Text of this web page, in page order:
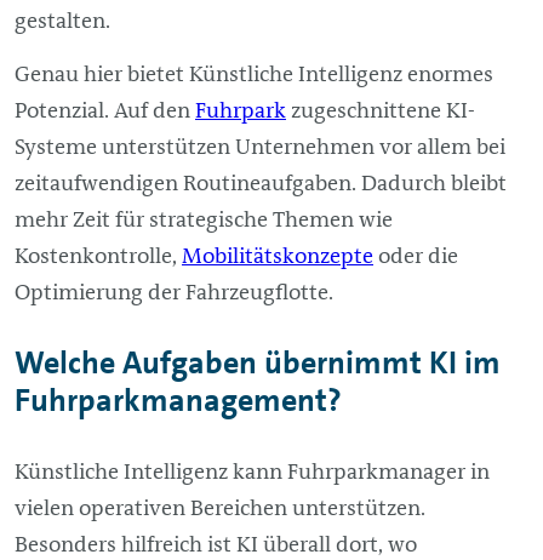
gestalten.
Genau hier bietet Künstliche Intelligenz enormes
Potenzial. Auf denFuhrparkzugeschnittene KI-
Systeme unterstützen Unternehmen vor allem bei
zeitaufwendigen Routineaufgaben. Dadurch bleibt
mehr Zeit für strategische Themen wie
Kostenkontrolle, Mobilitätskonzepteoder die
Optimierung der Fahrzeugflotte.
Welche Aufgaben übernimmt KI im
Fuhrparkmanagement?
Künstliche Intelligenz kann Fuhrparkmanager in
vielen operativen Bereichen unterstützen.
Besonders hilfreich ist KI überall dort, wo